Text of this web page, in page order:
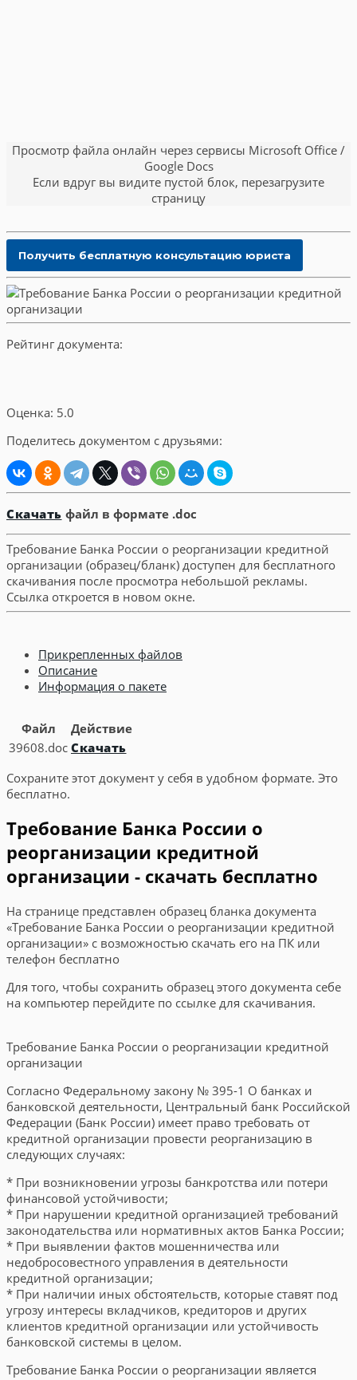
Просмотр файла онлайн через сервисы Microsoft Office /
Google Docs
Если вдруг вы видите пустой блок, перезагрузите
страницу
Рейтинг документа:
Оценка: 5.0
Поделитесь документом с друзьями:
Скачать файл в формате .doc
Требование Банка России о реорганизации кредитной
организации (образец/бланк) доступен для бесплатного
скачивания после просмотра небольшой рекламы.
Ссылка откроется в новом окне.
Прикрепленных файлов
Описание
Информация о пакете
Файл
Действие
39608.doc Скачать
Сохраните этот документ у себя в удобном формате. Это
бесплатно.
Требование Банка России о
реорганизации кредитной
организации - скачать бесплатно
На странице представлен образец бланка документа
«Требование Банка России о реорганизации кредитной
организации» с возможностью скачать его на ПК или
телефон бесплатно
Для того, чтобы сохранить образец этого документа себе
на компьютер перейдите по ссылке для скачивания.
Требование Банка России о реорганизации кредитной
организации
Согласно Федеральному закону № 395-1 О банках и
банковской деятельности, Центральный банк Российской
Федерации (Банк России) имеет право требовать от
кредитной организации провести реорганизацию в
следующих случаях:
* При возникновении угрозы банкротства или потери
финансовой устойчивости;
* При нарушении кредитной организацией требований
законодательства или нормативных актов Банка России;
* При выявлении фактов мошенничества или
недобросовестного управления в деятельности
кредитной организации;
* При наличии иных обстоятельств, которые ставят под
угрозу интересы вкладчиков, кредиторов и других
клиентов кредитной организации или устойчивость
банковской системы в целом.
Требование Банка России о реорганизации является